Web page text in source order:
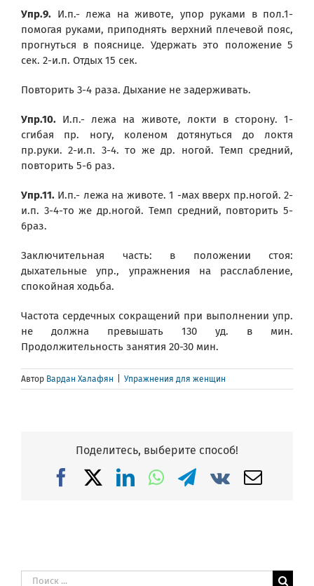
Упр.9. И.п.- лежа на животе, упор руками в пол.1-
помогая руками, приподнять верхний плечевой пояс,
прогнуться в пояснице. Удержать это положение 5
сек. 2-и.п. Отдых 15 сек.
Повторить 3-4 раза. Дыхание не задерживать.
Упр.10. И.п.- лежа на животе, локти в сторону. 1-
сгибая пр. ногу, коленом дотянуться до локтя
пр.руки. 2-и.п. 3-4. то же др. ногой. Темп средний,
повторить 5-6 раз.
Упр.11. И.п.- лежа на животе. 1 -мах вверх пр.ногой. 2-
и.п. 3-4-то же др.ногой. Темп средний, повторить 5-
6раз.
Заключительная часть: в положении стоя:
дыхательные упр., упражнения на расслабление,
спокойная ходьба.
Частота сердечных сокращений при выполнении упр.
не должна превышать 130 уд. в мин.
Продолжительность занятия 20-30 мин.
Автор Вардан Халафян Упражнения для женщин
Поделитесь, выберите способ!
FacebookLinkedIn
WhatsApp
Telegram
Vk Email
Результат